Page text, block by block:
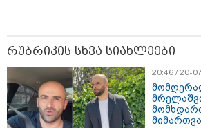
ლარიდან
რუბრიკის სხვა სიახლეები
20:46 / 20-